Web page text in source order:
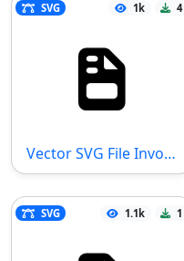
SVG 1k 4
Vector SVG File Invoice
SVG 1.1k 1